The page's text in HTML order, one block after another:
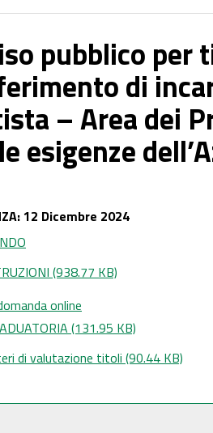
dell’Azienda Ospedaliero-
pubblico per
di
– Area dei
esigenze
12 Dicembre 2024
(938.77 KB)
online
(131.95 KB)
di valutazione titoli (90.44 KB)